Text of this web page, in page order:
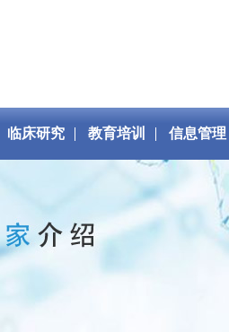
临床研究 教育培训 信息管理